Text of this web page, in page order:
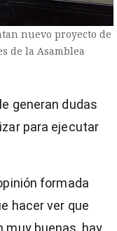
nuevo proyecto de
de la Asamblea
generan dudas
para ejecutar
formada
hacer ver que
muy buenas, hay